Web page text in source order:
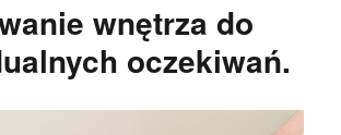
wnętrza do
oczekiwań.